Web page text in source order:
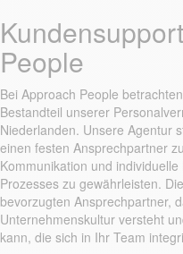
People
Bei Approach People
Bestandteil unserer
Niederlanden. Unsere Agentur
einen festen Ansprechpartner
Kommunikation und
Prozesses zu gewährleisten.
bevorzugten Ansprechpartner,
Unternehmenskultur versteht
kann, die sich in Ihr Team